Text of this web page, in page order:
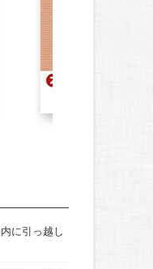
に引っ越し